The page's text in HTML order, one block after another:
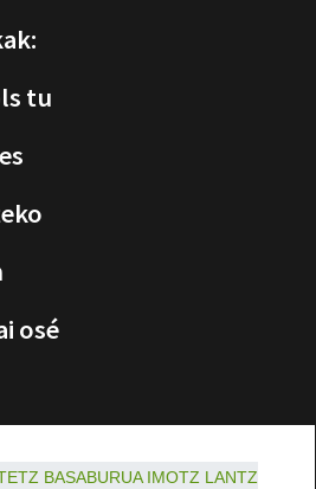
tu
osé
BASABURUA IMOTZ LANTZ